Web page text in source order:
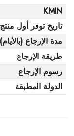
KMIN
تاريخ توفر أول منتج
مدة الإرجاع (بالأيام)
طريقة الإرجاع
رسوم الإرجاع
الدولة المطبقة